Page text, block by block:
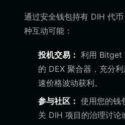
通过安全钱包持有 DIH 代
种互动可能：
投机交易： 利用 Bitget
的 DEX 聚合器，充分
速价格波动获利。
参与社区： 使用您的钱
关 DIH 项目的治理讨论